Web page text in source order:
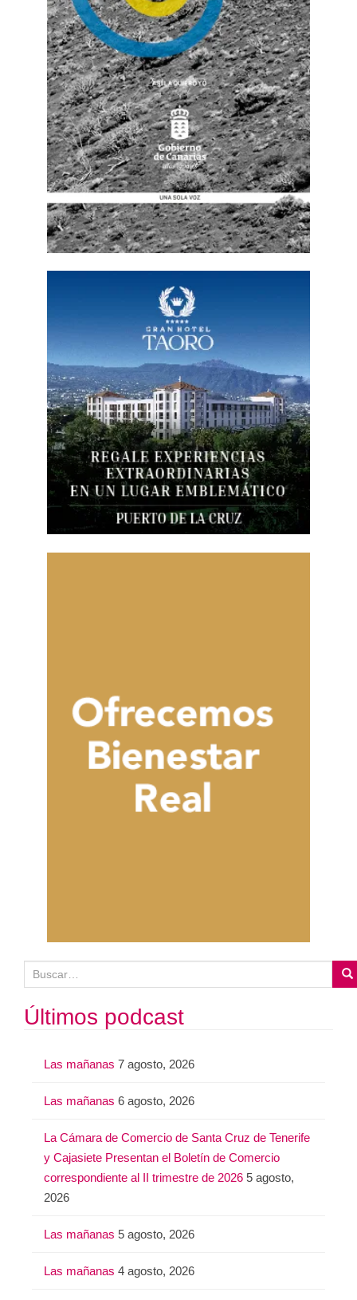
u
sÚltimos podcast
Las mañanas 7 agosto, 2026
Las mañanas 6 agosto, 2026
La Cámara de Comercio de Santa Cruz de Tenerife
y Cajasiete Presentan el Boletín de Comercio
correspondiente al II trimestre de 2026 5 agosto,
2026
Las mañanas 5 agosto, 2026
Las mañanas 4 agosto, 2026